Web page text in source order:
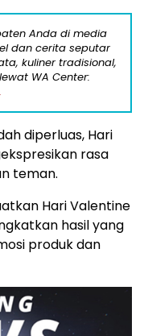
Anda di media
dan cerita seputar
kuliner tradisional,
WA Center:
diperluas, Hari
rasa
teman.
Hari Valentine
hasil yang
produk dan